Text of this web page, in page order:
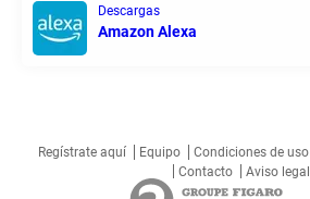
Descargas
Amazon Alexa
Regístrate aquí Equipo Condiciones de uso
Contacto
Aviso legal